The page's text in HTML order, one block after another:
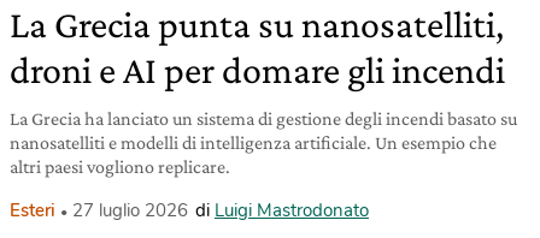
La Grecia punta su nanosatelliti,
droni e AI per domare gli incendi
La Grecia ha lanciato un sistema di gestione degli incendi basato su
nanosatelliti e modelli di intelligenza artificiale. Un esempio che
altri paesi vogliono replicare.
Esteri 27 luglio 2026 di Luigi Mastrodonato